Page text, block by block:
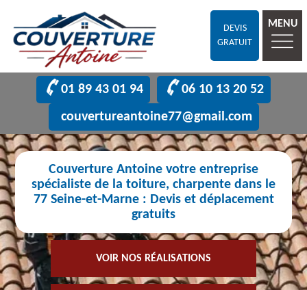
DEVIS
GRATUIT
MENU
01 89 43 01 94
06 10 13 20 52
couvertureantoine77@gmail.com
Couverture Antoine votre entreprise
spécialiste de la toiture, charpente dans le
77 Seine-et-Marne : Devis et déplacement
gratuits
VOIR NOS RÉALISATIONS